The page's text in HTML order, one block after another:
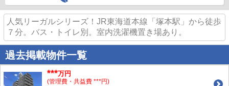
人気リーガルシリーズ！JR東海道本線「塚本駅」から徒歩
７分。バス・トイレ別。室内洗濯機置き場あり。
過去掲載物件一覧
***万円
(管理費・共益費 ***円)